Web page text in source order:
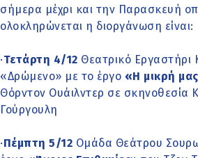
σήμερα μέχρι και την Παρασκευή
ολοκληρώνεται η διοργάνωση είναι:
·Τετάρτη 4/12 Θεατρικό Εργαστήρι
«Δρώμενο» με το έργο «Η μικρή
Θόρντον Ουάιλντερ σε σκηνοθεσία
Γούργουλη
·Πέμπτη 5/12 Ομάδα Θεάτρου